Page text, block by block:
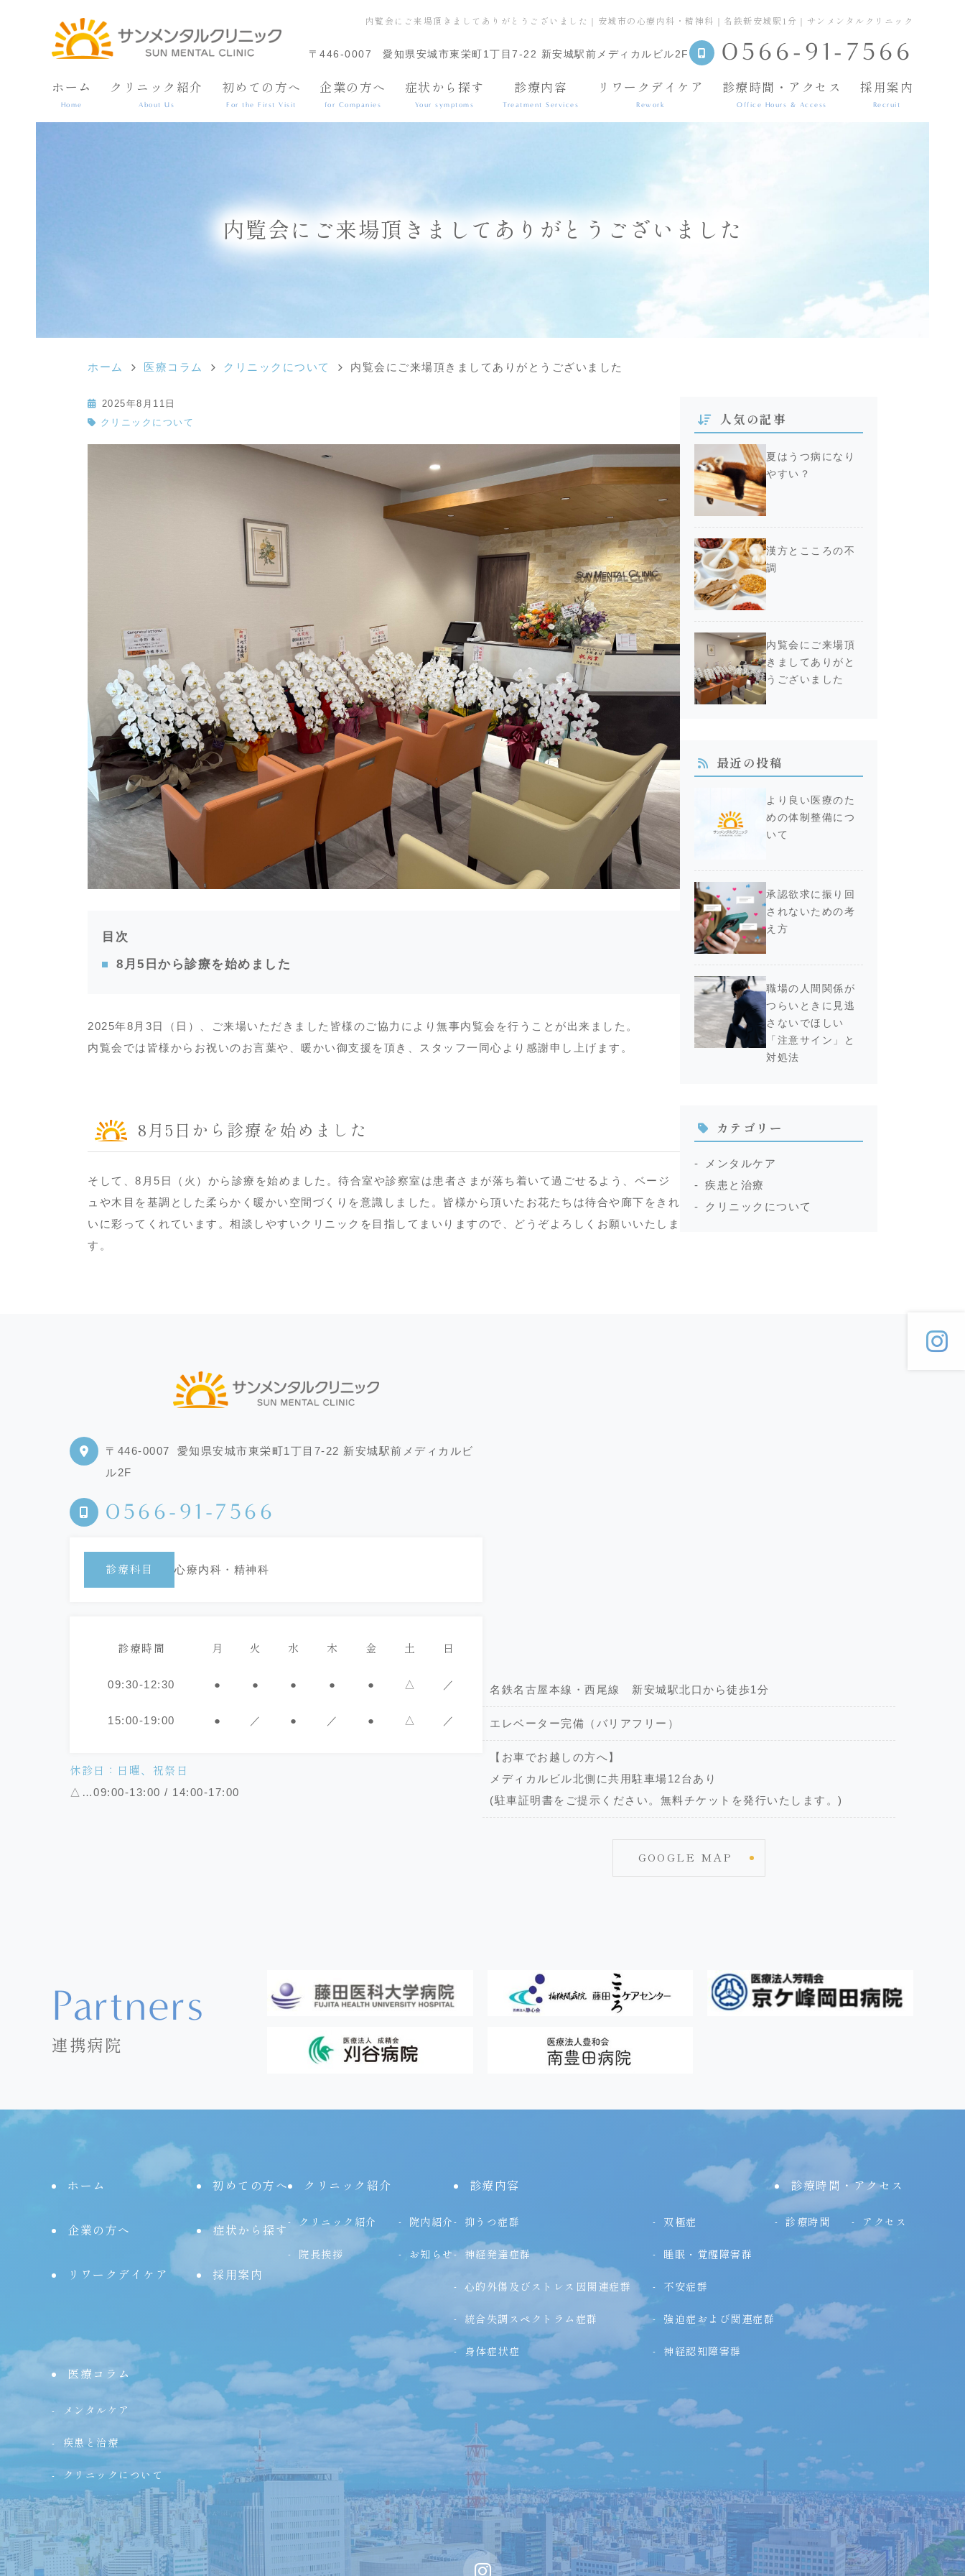
内覧会にご来場頂きましてありがとうございました｜安城市の心療内科・精神科｜名鉄新安城駅1分｜サンメンタルクリニック
〒446-0007 愛知県安城市東栄町1丁目7-22 新安城駅前メディカルビル2F 0566-91-7566
ホーム
Home
クリニック紹介
About Us
初めての方へ
For the First Visit
企業の方へ
for Companies
症状から探す
Your symptoms
診療内容
Treatment Services
リワークデイケア
Rework
診療時間・アクセス
Office Hours & Access
採用案内
Recruit
内覧会にご来場頂きましてありがとうございました
ホーム 医療コラム クリニックについて 内覧会にご来場頂きましてありがとうございました
2025年8月11日
クリニックについて
目次
8月5日から診療を始めました
2025年8月3日（日）、ご来場いただきました皆様のご協力により無事内覧会を行うことが出来ました。
内覧会では皆様からお祝いのお言葉や、暖かい御支援を頂き、スタッフ一同心より感謝申し上げます。
8月5日から診療を始めました
そして、8月5日（火）から診療を始めました。待合室や診察室は患者さまが落ち着いて過ごせるよう、ベージ
ュや木目を基調とした柔らかく暖かい空間づくりを意識しました。皆様から頂いたお花たちは待合や廊下をきれ
いに彩ってくれています。相談しやすいクリニックを目指してまいりますので、どうぞよろしくお願いいたしま
す。
人気の記事
夏はうつ病になり
やすい？
漢方とこころの不
調
内覧会にご来場頂
きましてありがと
うございました
最近の投稿
より良い医療のた
めの体制整備につ
いて
承認欲求に振り回
されないための考
え方
職場の人間関係が
つらいときに見逃
さないでほしい
「注意サイン」と
対処法
カテゴリー
メンタルケア
疾患と治療
クリニックについて
〒446-0007
愛知県安城市東栄町1丁目7-22 新安城駅前メディカルビ
ル2F
0566-91-7566
診療科目 心療内科・精神科
診療時間 月 火 水 木 金 土 日
09:30-12:30 ● ● ● ● ● △ ／
15:00-19:00 ● ／ ● ／ ● △ ／
休診日：日曜、祝祭日
△…09:00-13:00 / 14:00-17:00
名鉄名古屋本線・西尾線 新安城駅北口から徒歩1分
エレベーター完備（バリアフリー）
【お車でお越しの方へ】
メディカルビル北側に共用駐車場12台あり
(駐車証明書をご提示ください。無料チケットを発行いたします。)
GOOGLE MAP
Partners
連携病院
ホーム 初めての方へ
企業の方へ 症状から探す
リワークデイケア 採用案内
クリニック紹介
クリニック紹介 院内紹介
院長挨拶 お知らせ
診療内容
抑うつ症群 双極症
神経発達症群 睡眠・覚醒障害群
心的外傷及びストレス因関連症群 不安症群
統合失調スペクトラム症群 強迫症および関連症群
身体症状症 神経認知障害群
診療時間・アクセス
診療時間 アクセス
医療コラム
メンタルケア
疾患と治療
クリニックについて